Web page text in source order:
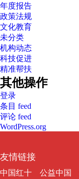
年度报告
政策法规
文化教育
未分类
机构动态
科技促进
精准帮扶
其他操作
登录
条目 feed
评论 feed
WordPress.org
友情链接
中国红十
公益中国